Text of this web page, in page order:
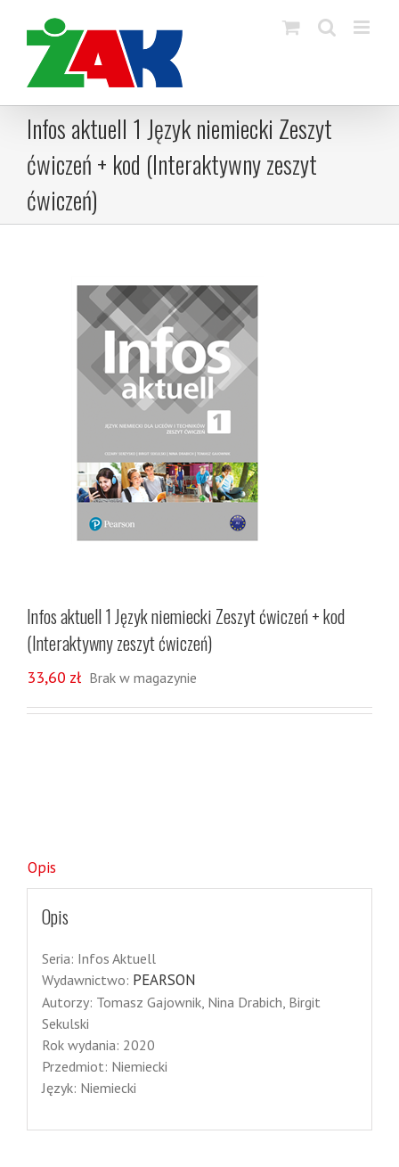
content
Infos aktuell 1 Język niemiecki Zeszyt
ćwiczeń + kod (Interaktywny zeszyt
ćwiczeń)
Infos aktuell 1 Język niemiecki Zeszyt ćwiczeń + kod
(Interaktywny zeszyt ćwiczeń)
33,60 zł Brak w magazynie
Opis
Opis
Seria: Infos Aktuell
Wydawnictwo: PEARSON
Autorzy: Tomasz Gajownik, Nina Drabich, Birgit
Sekulski
Rok wydania: 2020
Przedmiot: Niemiecki
Język: Niemiecki